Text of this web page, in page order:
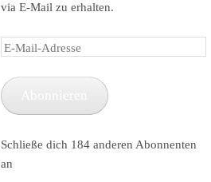
via E-Mail zu erhalten.
E-
Adresse
Schließe dich 184 anderen Abonnenten
an